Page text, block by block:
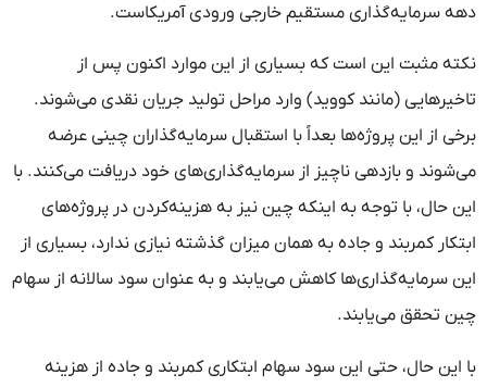
دهه سرمایه‌گذاری مستقیم خارجی ورودی آمریکاست.
نکته مثبت این است که بسیاری از این موارد اکنون پس از
تاخیرهایی (مانند کووید) وارد مراحل تولید جریان نقدی می‌شوند.
برخی از این پروژه‌ها بعداً با استقبال سرمایه‌گذاران چینی عرضه
می‌شوند و بازدهی ناچیز از سرمایه‌گذاری‌های خود دریافت می‌کنند. با
این حال، با توجه به اینکه چین نیز به هزینه‌کردن در پروژه‌های
ابتکار کمربند و جاده به همان میزان گذشته نیازی ندارد، بسیاری از
این سرمایه‌گذاری‌ها کاهش می‌یابند و به عنوان سود سالانه از سهام
چین تحقق می‌یابند.
با این حال، حتی این سود سهام ابتکاری کمربند و جاده از هزینه